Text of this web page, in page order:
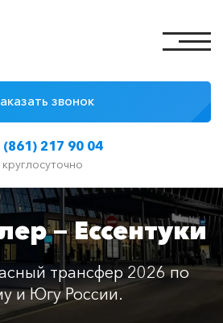
(861) 217 90 04
круглосуточно
звонок
Цены на такси
автомобилей
Отзывы
Контакты
— Ессентуки
трансфер 2026 по
и Югу России.